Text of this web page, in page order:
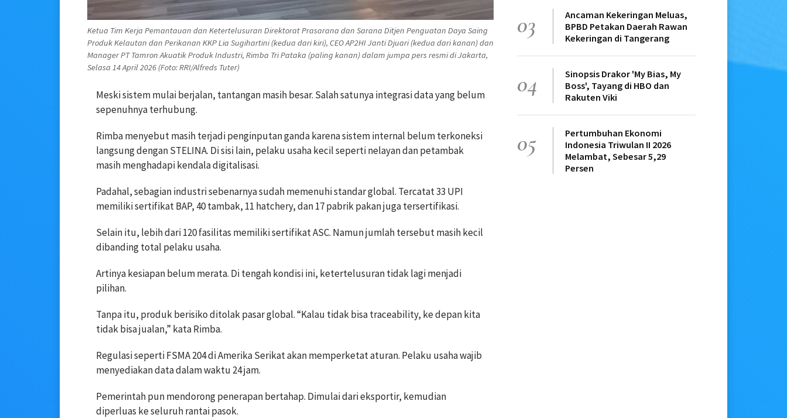
Ketua Tim Kerja Pemantauan dan Ketertelusuran Direktorat Prasarana dan Sarana Ditjen Penguatan Daya Saing
Produk Kelautan dan Perikanan KKP Lia Sugihartini (kedua dari kiri), CEO AP2HI Janti Djuari (kedua dari kanan) dan
Manager PT Tamron Akuatik Produk Industri, Rimba Tri Pataka (paling kanan) dalam jumpa pers resmi di Jakarta,
Selasa 14 April 2026 (Foto: RRI/Alfreds Tuter)
Meski sistem mulai berjalan, tantangan masih besar. Salah satunya integrasi data yang belum
sepenuhnya terhubung.
Rimba menyebut masih terjadi penginputan ganda karena sistem internal belum terkoneksi
langsung dengan STELINA. Di sisi lain, pelaku usaha kecil seperti nelayan dan petambak
masih menghadapi kendala digitalisasi.
Padahal, sebagian industri sebenarnya sudah memenuhi standar global. Tercatat 33 UPI
memiliki sertifikat BAP, 40 tambak, 11 hatchery, dan 17 pabrik pakan juga tersertifikasi.
Selain itu, lebih dari 120 fasilitas memiliki sertifikat ASC. Namun jumlah tersebut masih kecil
dibanding total pelaku usaha.
Artinya kesiapan belum merata. Di tengah kondisi ini, ketertelusuran tidak lagi menjadi
pilihan.
Tanpa itu, produk berisiko ditolak pasar global. “Kalau tidak bisa traceability, ke depan kita
tidak bisa jualan,” kata Rimba.
Regulasi seperti FSMA 204 di Amerika Serikat akan memperketat aturan. Pelaku usaha wajib
menyediakan data dalam waktu 24 jam.
Pemerintah pun mendorong penerapan bertahap. Dimulai dari eksportir, kemudian
diperluas ke seluruh rantai pasok.
03
Ancaman Kekeringan Meluas,
BPBD Petakan Daerah Rawan
Kekeringan di Tangerang
04
Sinopsis Drakor 'My Bias, My
Boss', Tayang di HBO dan
Rakuten Viki
05
Pertumbuhan Ekonomi
Indonesia Triwulan II 2026
Melambat, Sebesar 5,29
Persen